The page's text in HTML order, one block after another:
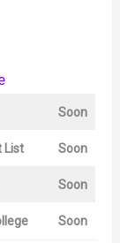
Soon
List Soon
Soon
Soon